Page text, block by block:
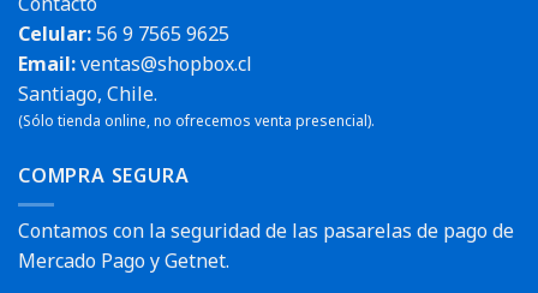
Celular:56 9 7565 9625
Email:ventas@shopbox.cl
Santiago, Chile.
(Sólo tienda online, no ofrecemos venta presencial).
COMPRA SEGURA
Contamos con la seguridad de las pasarelas de pago de
Mercado Pago y Getnet.